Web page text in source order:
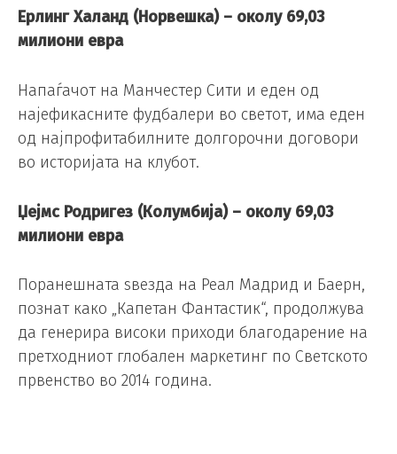
Ерлинг Халанд (Норвешка) – околу 69,03
милиони евра
Напаѓачот на Манчестер Сити и еден од
најефикасните фудбалери во светот, има еден
од најпрофитабилните долгорочни договори
во историјата на клубот.
Џејмс Родригез (Колумбија) – околу 69,03
милиони евра
Поранешната ѕвезда на Реал Мадрид и Баерн,
познат како „Капетан Фантастик“, продолжува
да генерира високи приходи благодарение на
претходниот глобален маркетинг по Светското
првенство во 2014 година.